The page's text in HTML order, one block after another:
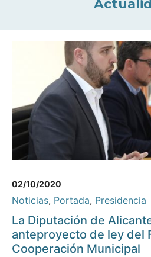
02/10/2020
Noticias, Portada, Presidencia
La Diputación de
anteproyecto de ley del
Cooperación Municipal